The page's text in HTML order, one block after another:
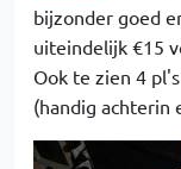
bijzonder goed
uiteindelijk €15
Ook te zien 4
(handig achterin